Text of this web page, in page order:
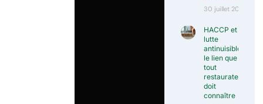
30 juillet 2026
HACCP et
lutte
antinuisible :
le lien que
tout
restaurateur
doit
connaître